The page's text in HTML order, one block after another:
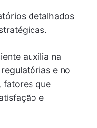
detalhados
auxilia na
e no
fatores que
e